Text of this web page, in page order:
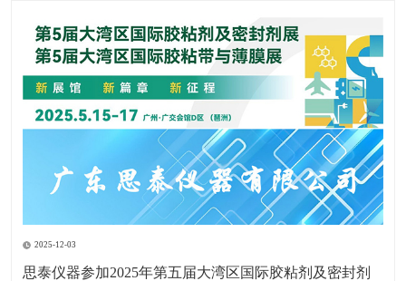
2025-12-03
思泰仪器参加2025年第五届大湾区国际胶粘剂及密封剂